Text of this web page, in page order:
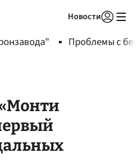
Новости
Проблемы с